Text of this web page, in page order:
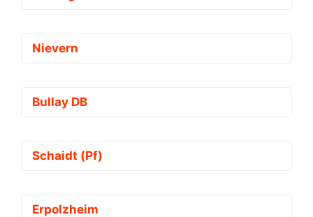
Nievern
Bullay DB
Schaidt (Pf)
Erpolzheim